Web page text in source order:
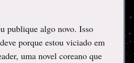
publique algo novo. Isso
porque estou viciado em
uma novel coreano que